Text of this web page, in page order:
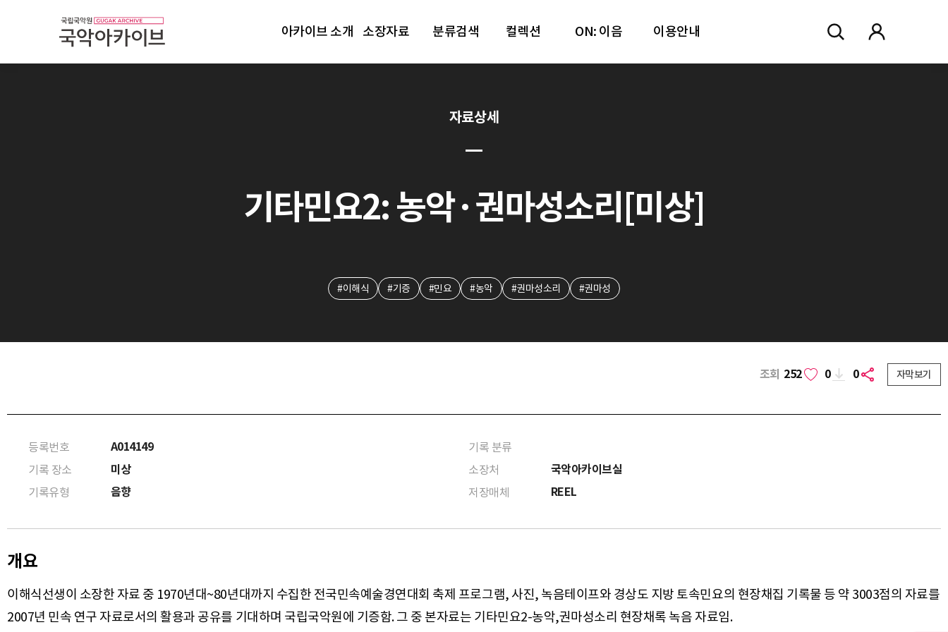
아카이브 소개 소장자료 분류검색 컬렉션 ON: 이음 이용안내
자료상세
기타민요2: 농악·권마성소리[미상]
#이해식 #기증 #민요 #농악 #권마성소리 #권마성
조회 252 0 0 자막보기
등록번호 A014149
기록 분류
기록 장소
미상 소장처 국악아카이브실
기록유형 음향 저장매체 REEL
개요
이해식선생이 소장한 자료 중 1970년대~80년대까지 수집한 전국민속예술경연대회 축제 프로그램, 사진, 녹음테이프와 경상도 지방 토속민요의 현장채집 기록물 등 약 3003점의 자료를
2007년 민속 연구 자료로서의 활용과 공유를 기대하며 국립국악원에 기증함. 그 중 본자료는 기타민요2-농악,권마성소리 현장채록 녹음 자료임.